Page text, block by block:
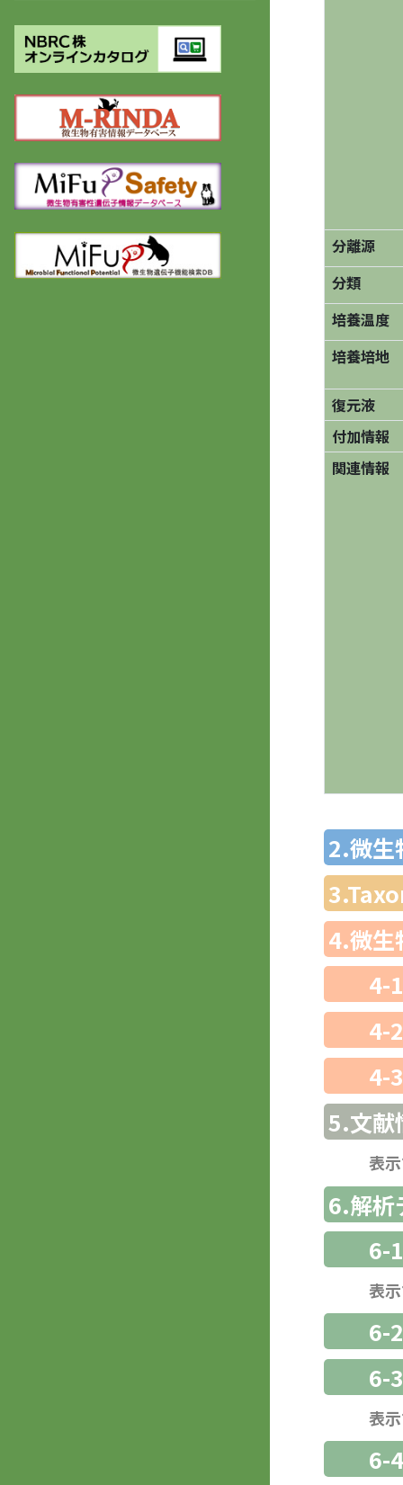
分離源
分類
培養温度
培養培地
復元液
付加情報
関連情報
2.微生
4.微生
4-
4-
4-
5.文献
表
6.解析
6-
表
6-
6-
表
6-